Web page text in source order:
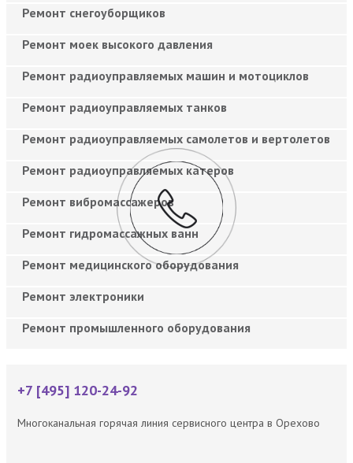
Ремонт снегоуборщиков
Ремонт моек высокого давления
Ремонт радиоуправляемых машин и мотоциклов
Ремонт радиоуправляемых танков
Ремонт радиоуправляемых самолетов и вертолетов
Ремонт радиоуправляемых катеров
Ремонт вибромассажеров
Ремонт гидромассажных ванн
Ремонт медицинского оборудования
Ремонт электроники
Ремонт промышленного оборудования
+7 [495] 120-24-92
Многоканальная горячая линия сервисного центра в Орехово